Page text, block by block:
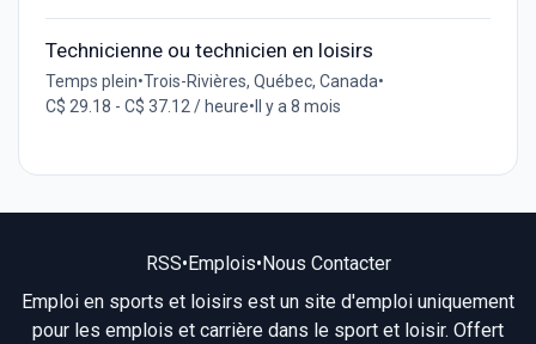
Technicienne ou technicien en loisirs
Temps plein•Trois-Rivières, Québec, Canada•
C$ 29.18 - C$ 37.12 / heure• Il y a 8 mois
RSS•Emplois•Nous Contacter
Emploi en sports et loisirs est un site d'emploi uniquement
pour les emplois et carrière dans le sport et loisir. Offert